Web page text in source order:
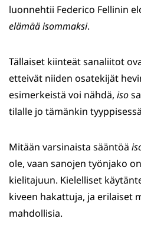
luonnehtii Federico Fellinin
elämää isommaksi.
Tällaiset kiinteät sanaliitot
etteivät niiden osatekijät
esimerkeistä voi nähdä, iso
tilalle jo tämänkin
Mitään varsinaista sääntöä
ole, vaan sanojen työnjako
kielitajuun. Kielelliset
kiveen hakattuja, ja erilaiset
mahdollisia.